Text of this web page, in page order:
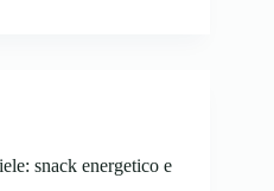
snack energetico e